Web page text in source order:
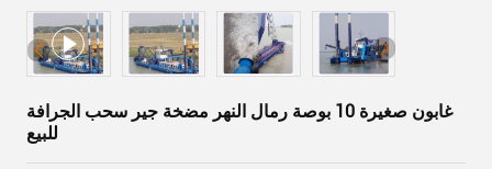
غابون صغيرة 10 بوصة رمال النهر مضخة جير سحب الجرافة
للبيع